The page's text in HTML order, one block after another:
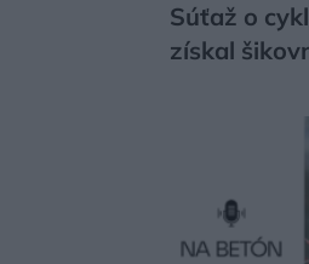
Súťaž o
získal